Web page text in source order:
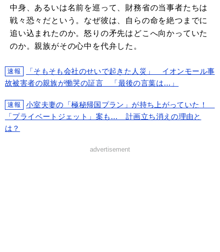
中身、あるいは名前を巡って、財務省の当事者たちは
戦々恐々だという。なぜ彼は、自らの命を絶つまでに
追い込まれたのか。怒りの矛先はどこへ向かっていた
のか。親族がその心中を代弁した。
速報
「そもそも会社のせいで起きた人災」 イオンモール事
故被害者の親族が慟哭の証言 「最後の言葉は…」
速報
小室夫妻の「極秘帰国プラン」が持ち上がっていた！
「プライベートジェット」案も… 計画立ち消えの理由と
は？
advertisement